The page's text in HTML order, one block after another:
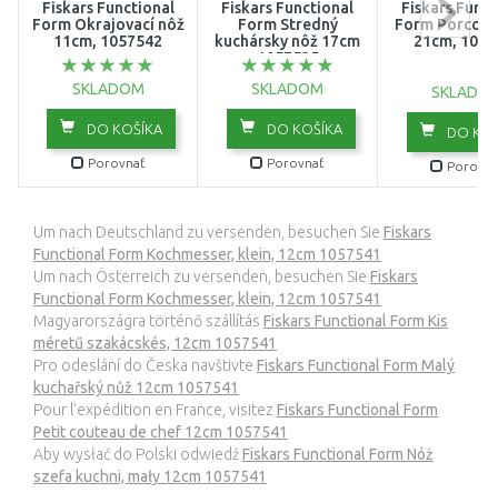
Fiskars Functional
Form Okrajovací nôž
11cm, 1057542
SKLADOM
DO KOŠÍKA
Porovnať
Fiskars Functional
Form Stredný
kuchársky nôž 17cm
1057535
SKLADOM
DO KOŠÍKA
Porovnať
Fiskars
Form
21cm,
DO
Um nach Deutschland zu versenden, besuchen Sie Fiskars
Functional Form Kochmesser, klein, 12cm 1057541
Um nach Österreich zu versenden, besuchen Sie Fiskars
Functional Form Kochmesser, klein, 12cm 1057541
Magyarországra történő szállítás Fiskars Functional Form Kis
méretű szakácskés, 12cm 1057541
Pro odeslání do Česka navštivte Fiskars Functional Form Malý
kuchařský nůž 12cm 1057541
Pour l’expédition en France, visitez Fiskars Functional Form
Petit couteau de chef 12cm 1057541
Aby wysłać do Polski odwiedźFiskars Functional Form Nóż
szefa kuchni, mały 12cm 1057541